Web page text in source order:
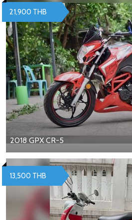
2018 GPX CR-5
21,900 THB
13,500 THB